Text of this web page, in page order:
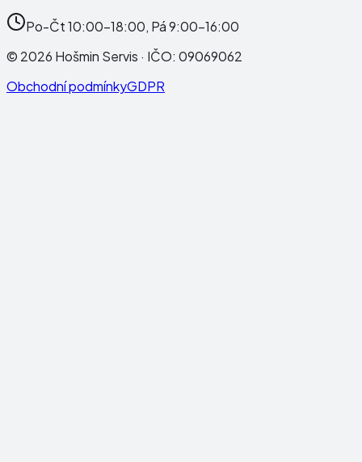
Po-Čt 10:00-18:00, Pá 9:00-16:00
© 2026 Hošmin Servis · IČO: 09069062
Obchodní podmínkyGDPR